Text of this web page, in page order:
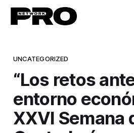
UNCATEGORIZED
“Los retos
entorno
XXVI Semana